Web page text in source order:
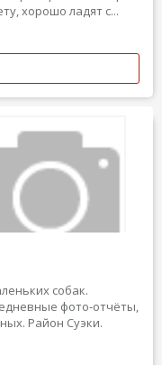
хорошо ладят с...
собак.
фото‑отчёты,
Район Суэки.